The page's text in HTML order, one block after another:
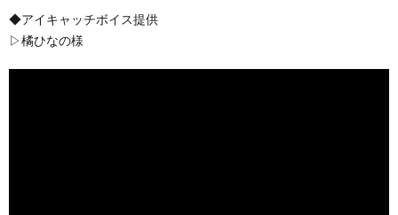
◆アイキャッチボイス提供
▷橘ひなの様